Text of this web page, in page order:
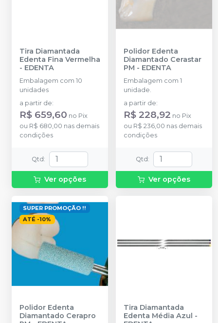
Tira Diamantada
Edenta Fina Vermelha
- EDENTA
Embalagem com 10
unidades
a partir de:
R$ 659,60 no Pix
ou R$ 680,00 nas demais
condições
Qtd :
Ver opções
Polidor Edenta
Diamantado Cerastar
PM - EDENTA
Embalagem com 1
unidade.
a partir de:
R$ 228,92 no Pix
ou R$ 236,00 nas demais
condições
Qtd :
Ver opções
SUPER PROMOÇÃO !!
ATÉ -10%
Polidor Edenta
Diamantado Cerapro
Tira Diamantada
Edenta Média Azul -